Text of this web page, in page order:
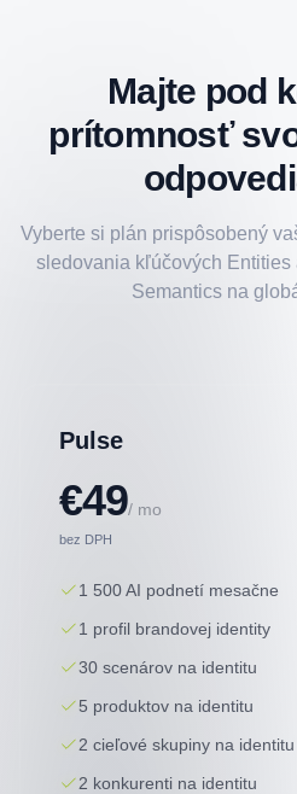
Majte pod
prítomnosť
Vyberte si plán prispôsobený
sledovania kľúčových Entities
Semantics na
Pulse
€49/ mo
bez DPH
1 500 AI podnetí mesačne
1 profil brandovej identity
30 scenárov na identitu
5 produktov na identitu
2 cieľové skupiny na identitu
2 konkurenti na identitu